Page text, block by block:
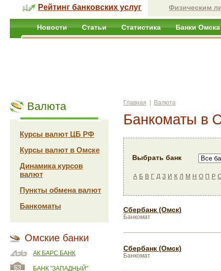
Рейтинг банковских услуг Физическим
Новости Статьи Статистика Банки Омска
Валюта
Курсы валют ЦБ РФ
Курсы валют в Омске
Динамика курсов
валют
Пункты обмена валют
Банкоматы
Омские банки
АК БАРС БАНК
БАНК "ЗАПАДНЫЙ"
Главная Валюта
Банкоматы в
Выбрать банк
А Б В Г Д З И К Л М Н О П Р
Сбербанк (Омск)
Банкомат
Сбербанк (Омск)
Банкомат